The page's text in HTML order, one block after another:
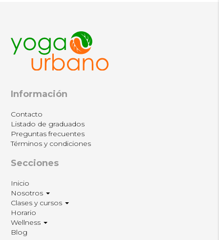
Información
Contacto
Listado de graduados
Preguntas frecuentes
Términos y condiciones
Secciones
Inicio
Nosotros
Clases y cursos
Horario
Wellness
Blog